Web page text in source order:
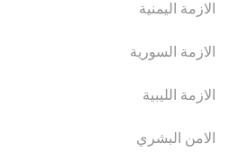
الازمة اليمنية
الازمة السورية
الازمة الليبية
الامن البشري